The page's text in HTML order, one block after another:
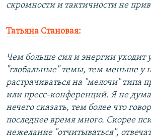
скромности и тактичности не
Татьяна Становая:
Чем больше сил и энергии уходит
"глобальные" темы, тем меньше у
растрачиваться на "мелочи" типа
или пресс-конференций. Я не
нечего сказать, тем более что
последнее время много. Скорее
нежелание "отчитываться",